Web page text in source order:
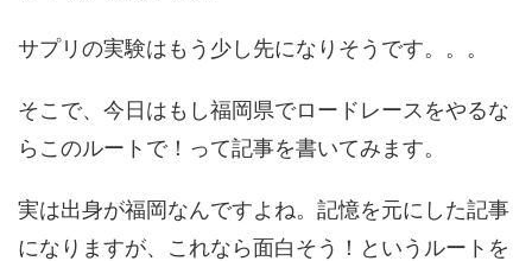
サプリの実験はもう少し先になりそうです。。。
そこで、今日はもし福岡県でロードレースをやるな
らこのルートで！って記事を書いてみます。
実は出身が福岡なんですよね。記憶を元にした記事
になりますが、これなら面白そう！というルートを